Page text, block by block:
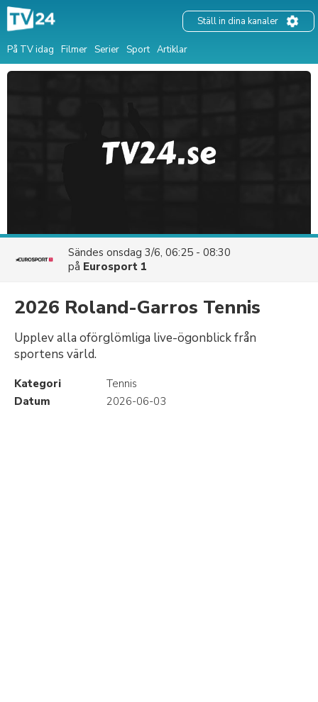
På TV idag Filmer Serier Sport Artiklar
Ställ in dina kanaler
Sändes onsdag 3/6, 06:25 - 08:30
på Eurosport 1
2026 Roland-Garros Tennis
Upplev alla oförglömliga live-ögonblick från
sportens värld.
Kategori
Tennis
Datum
2026-06-03